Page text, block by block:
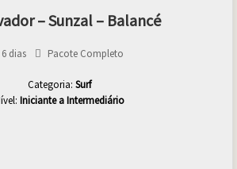
– Sunzal – Balancé
6 dias Pacote Completo
Categoria: Surf
Iniciante a Intermediário